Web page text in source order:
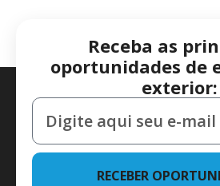
Receba as
oportunidades de
exterior:
RECEBER